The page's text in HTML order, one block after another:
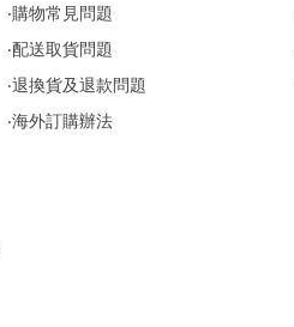
‧購物常見問題
‧配送取貨問題
‧退換貨及退款問題
‧海外訂購辦法